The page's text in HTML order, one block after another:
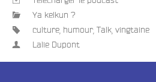
Ya kelkun ?
culture humour, Talk vingtaine
Lalie Dupont